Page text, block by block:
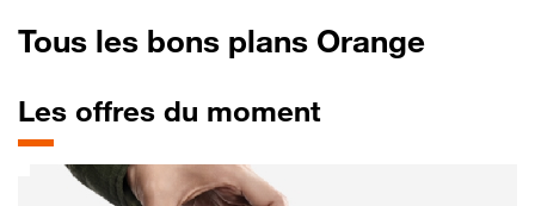
Tous les bons plans Orange
Les offres du moment